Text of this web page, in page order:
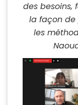
des
la façon de
les